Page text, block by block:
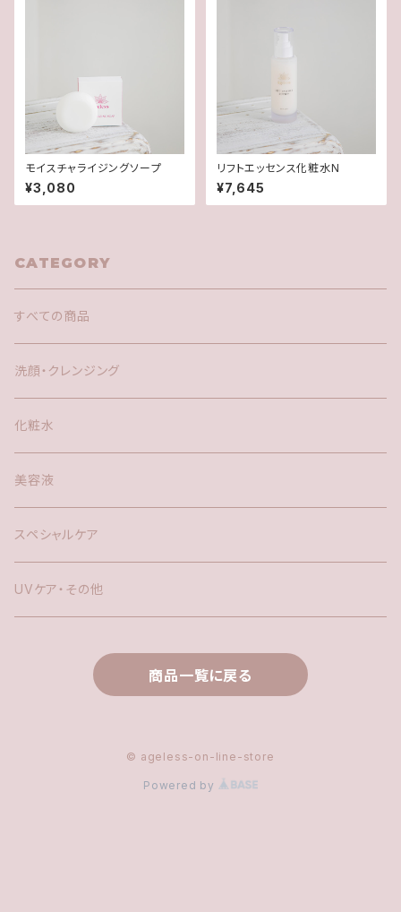
モイスチャライジングソープ
¥3,080
リフトエッセンス化粧水N
¥7,645
CATEGORY
すべての商品
洗顔・クレンジング
化粧水
美容液
スペシャルケア
UVケア・その他
商品一覧に戻る
© ageless-on-line-store
Powered by